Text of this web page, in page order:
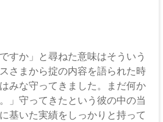
すか」と尋ねた意味はそういう
さまから掟の内容を語られた時
みな守ってきました。まだ何か
」守ってきたという彼の中の当
基いた実績をしっかりと持って